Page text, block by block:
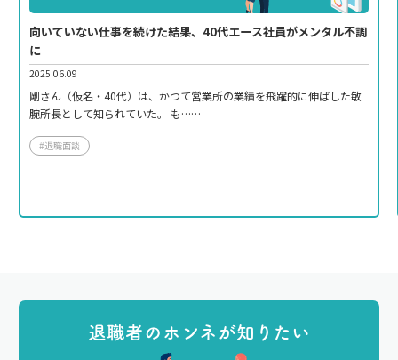
向いていない仕事を続けた結果、40代エース社員がメンタル不調
に
2025.06.09
剛さん（仮名・40代）は、かつて営業所の業績を飛躍的に伸ばした敏
腕所長として知られていた。 も……
#退職面談
退職者のホンネが知りたい